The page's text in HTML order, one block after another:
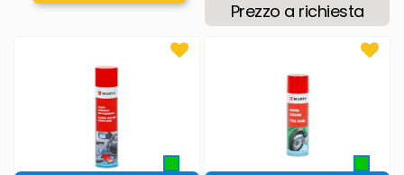
Prezzo a richiesta